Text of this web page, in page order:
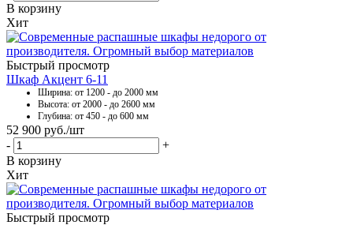
В корзину
Хит
Быстрый просмотр
Шкаф Акцент 6-11
Ширина: от 1200 - до 2000 мм
Высота: от 2000 - до 2600 мм
Глубина: от 450 - до 600 мм
52 900 руб./шт
-
+
В корзину
Хит
Быстрый просмотр